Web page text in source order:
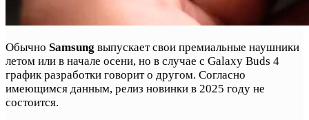
Обычно Samsung выпускает свои премиальные наушники
летом или в начале осени, но в случае с Galaxy Buds 4
график разработки говорит о другом. Согласно
имеющимся данным, релиз новинки в 2025 году не
состоится.